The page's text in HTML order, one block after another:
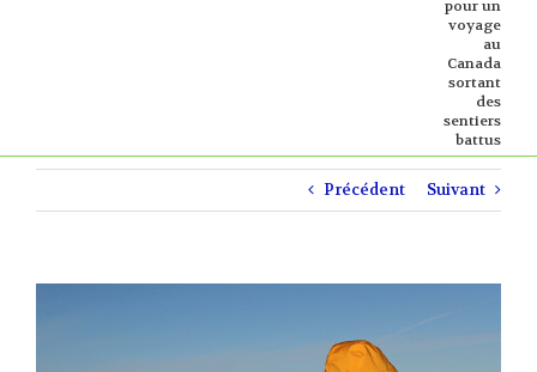
pour un
voyage
au
Canada
sortant
des
sentiers
battus
Précédent Suivant